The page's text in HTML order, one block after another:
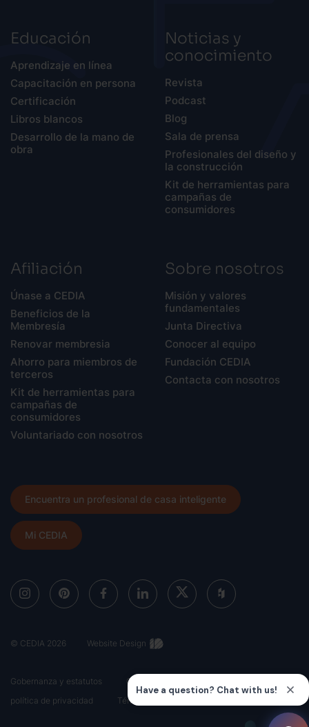
Educación
Aprendizaje en línea
Capacitación en persona
Certificación
Libros blancos
Desarrollo de la mano de
obra
Noticias y
conocimiento
Revista
Podcast
Blog
Sala de prensa
Profesionales del diseño y
la construcción
Kit de herramientas para
campañas de
consumidores
Afiliación
Únase a CEDIA
Beneficios de la
Membresía
Renovar membresia
Ahorro para miembros de
terceros
Kit de herramientas para
campañas de
consumidores
Voluntariado con nosotros
Sobre nosotros
Misión y valores
fundamentales
Junta Directiva
Conocer al equipo
Fundación CEDIA
Contacta con nosotros
Encuentra un profesional de casa inteligente
Mi CEDIA
© CEDIA 2026 Website Design
Gobernanza y estatutos
Código ético
política de privacidad
Términos y condiciones